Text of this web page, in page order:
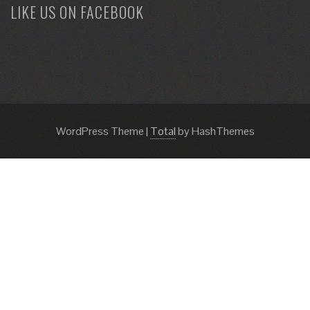
LIKE US ON FACEBOOK
WordPress Theme| Totalby HashThemes